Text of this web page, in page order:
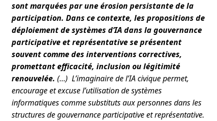
sont marquées par une érosion persistante de la
participation. Dans ce contexte, les propositions de
déploiement de systèmes d’IA dans la gouvernance
participative et représentative se présentent
souvent comme des interventions correctives,
promettant efficacité, inclusion ou légitimité
renouvelée. (…) L’imaginaire de l’IA civique permet,
encourage et excuse l’utilisation de systèmes
informatiques comme substituts aux personnes dans les
structures de gouvernance participative et représentative.